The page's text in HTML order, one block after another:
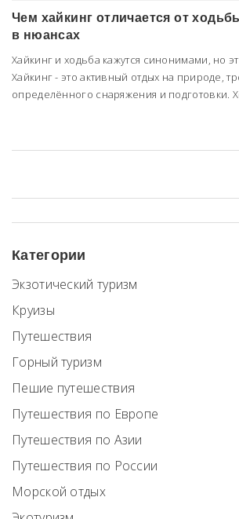
Чем хайкинг отличается от
в нюансах
Хайкинг и ходьба кажутся синонимами, но
Хайкинг - это активный отдых на природе,
определённого снаряжения и подготовки.
Категории
Экзотический туризм
Круизы
Путешествия
Горный туризм
Пешие путешествия
Путешествия по Европе
Путешествия по Азии
Путешествия по России
Морской отдых